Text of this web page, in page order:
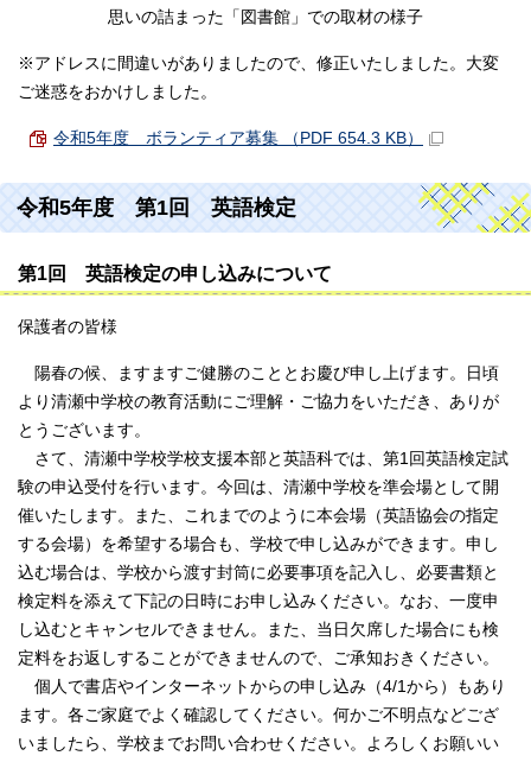
思いの詰まった「図書館」での取材の様子
※アドレスに間違いがありましたので、修正いたしました。大変
ご迷惑をおかけしました。
令和5年度 ボランティア募集 （PDF 654.3 KB）
令和5年度 第1回 英語検定
第1回 英語検定の申し込みについて
保護者の皆様
陽春の候、ますますご健勝のこととお慶び申し上げます。日頃
より清瀬中学校の教育活動にご理解・ご協力をいただき、ありが
とうございます。
さて、清瀬中学校学校支援本部と英語科では、第1回英語検定試
験の申込受付を行います。今回は、清瀬中学校を準会場として開
催いたします。また、これまでのように本会場（英語協会の指定
する会場）を希望する場合も、学校で申し込みができます。申し
込む場合は、学校から渡す封筒に必要事項を記入し、必要書類と
検定料を添えて下記の日時にお申し込みください。なお、一度申
し込むとキャンセルできません。また、当日欠席した場合にも検
定料をお返しすることができませんので、ご承知おきください。
個人で書店やインターネットからの申し込み（4/1から）もあり
ます。各ご家庭でよく確認してください。何かご不明点などござ
いましたら、学校までお問い合わせください。よろしくお願いい